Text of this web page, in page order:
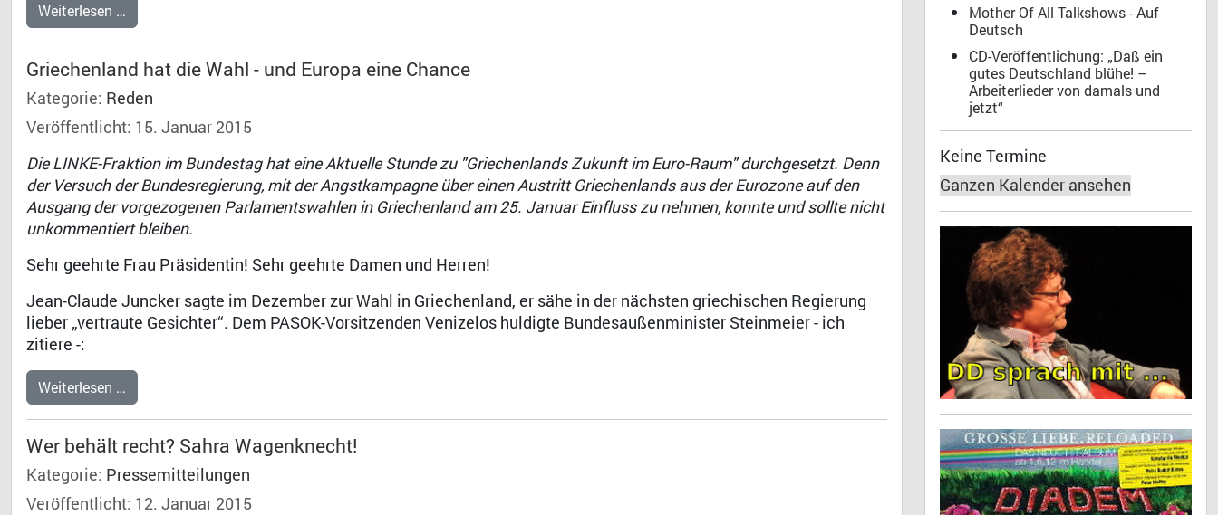
Weiterlesen …
Griechenland hat die Wahl - und Europa eine Chance
Kategorie: Reden
Veröffentlicht: 15. Januar 2015
Die LINKE-Fraktion im Bundestag hat eine Aktuelle Stunde zu "Griechenlands Zukunft im Euro-Raum" durchgesetzt. Denn
der Versuch der Bundesregierung, mit der Angstkampagne über einen Austritt Griechenlands aus der Eurozone auf den
Ausgang der vorgezogenen Parlamentswahlen in Griechenland am 25. Januar Einfluss zu nehmen, konnte und sollte nicht
unkommentiert bleiben.
Sehr geehrte Frau Präsidentin! Sehr geehrte Damen und Herren!
Jean-Claude Juncker sagte im Dezember zur Wahl in Griechenland, er sähe in der nächsten griechischen Regierung
lieber „vertraute Gesichter“. Dem PASOK-Vorsitzenden Venizelos huldigte Bundesaußenminister Steinmeier - ich
zitiere -:
Weiterlesen …
Wer behält recht? Sahra Wagenknecht!
Kategorie: Pressemitteilungen
Veröffentlicht: 12. Januar 2015
Mother Of All Talkshows - Auf
Deutsch
CD-Veröffentlichung: „Daß ein
gutes Deutschland blühe! –
Arbeiterlieder von damals und
jetzt“
Keine Termine
Ganzen Kalender ansehen